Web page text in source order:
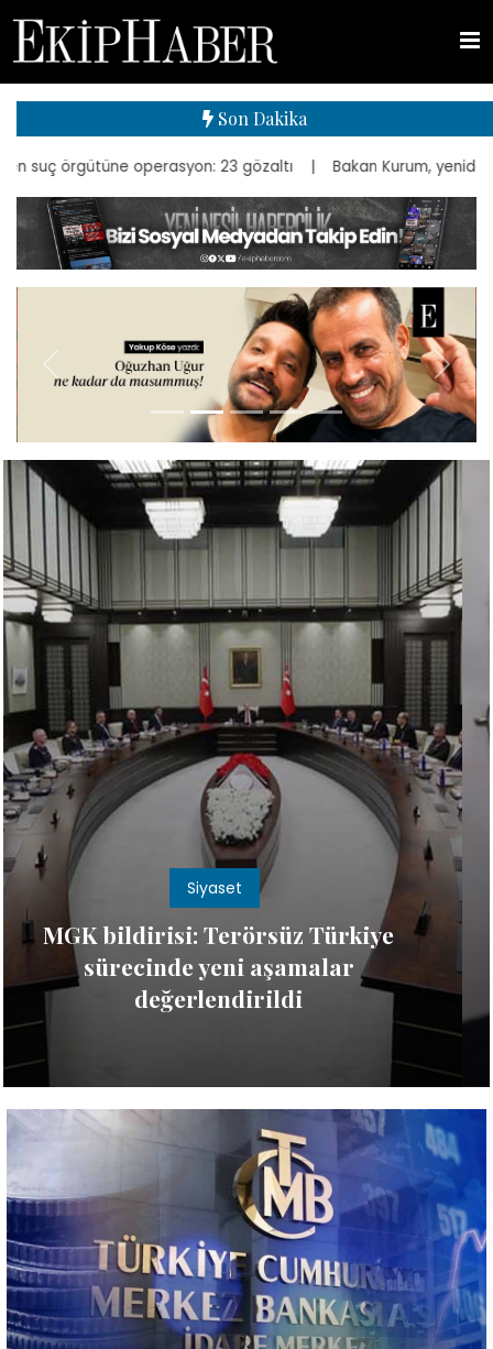
Son Dakika
23 gözaltı | Bakan Kurum, yeniden inşa edilen Kapalı
Önceki
Dünya
Soykırımcı Ben-Gvir'den,
Filistinli esirlerin kıyafetlerine ve
Kur'an-ı Kerimlerine el
konulması talimatı